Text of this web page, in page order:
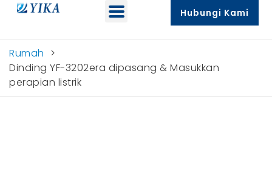
Hubungi Kami
Rumah >
Dinding YF-3202era dipasang & Masukkan
perapian listrik